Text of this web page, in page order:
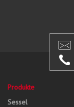
Produkte
Sessel